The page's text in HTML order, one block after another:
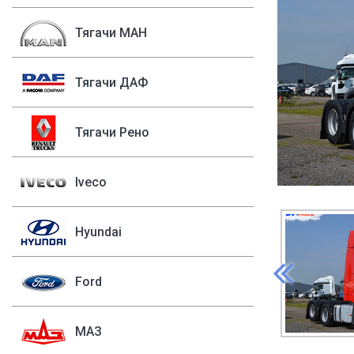
Тягачи МАН
Тягачи ДАФ
Тягачи Рено
Iveco
Hyundai
Ford
МАЗ